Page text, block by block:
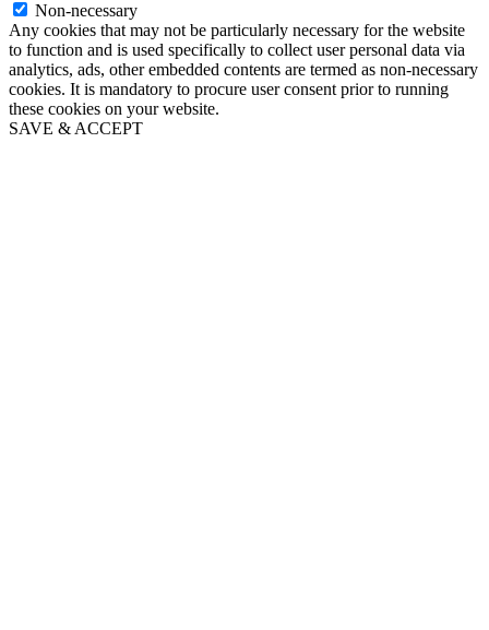
Non-necessary
Any cookies that may not be particularly necessary for the website
to function and is used specifically to collect user personal data via
analytics, ads, other embedded contents are termed as non-necessary
cookies. It is mandatory to procure user consent prior to running
these cookies on your website.
SAVE & ACCEPT